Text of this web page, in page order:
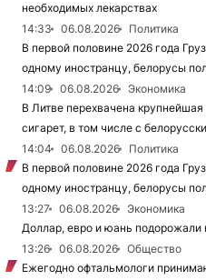
необходимых лекарствах
14:33
06.08.2026
Политика
В первой половине 2026 года
одному иностранцу, белорусы
14:09
06.08.2026
Экономика
В Литве перехвачена
сигарет, в том числе с
14:04
06.08.2026
Политика
В первой половине 2026 года
одному иностранцу, белорусы
13:27
06.08.2026
Экономика
Доллар, евро и юань подорожали
13:26
06.08.2026
Общество
Ежегодно офтальмологи